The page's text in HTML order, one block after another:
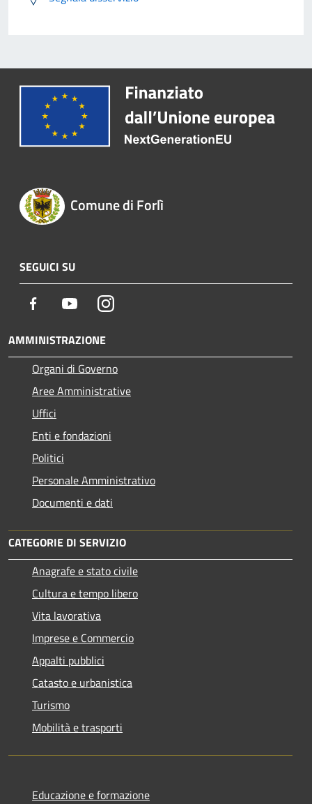
Comune di Forlì
SEGUICI SU
Facebook YoutubeInstagram
AMMINISTRAZIONE
Organi di Governo
Aree Amministrative
Uffici
Enti e fondazioni
Politici
Personale Amministrativo
Documenti e dati
CATEGORIE DI SERVIZIO
Anagrafe e stato civile
Cultura e tempo libero
Vita lavorativa
Imprese e Commercio
Appalti pubblici
Catasto e urbanistica
Turismo
Mobilità e trasporti
Educazione e formazione